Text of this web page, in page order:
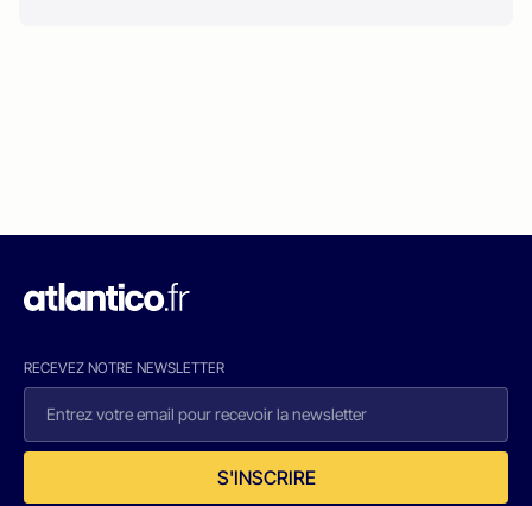
RECEVEZ NOTRE NEWSLETTER
S'INSCRIRE